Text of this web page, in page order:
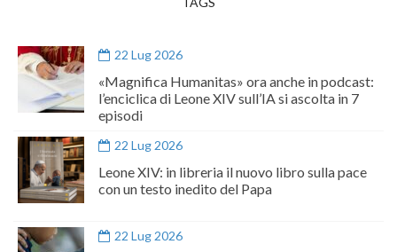
22 Lug 2026
«Magnifica Humanitas» ora anche in podcast:
l’enciclica di Leone XIV sull’IA si ascolta in 7
episodi
22 Lug 2026
Leone XIV: in libreria il nuovo libro sulla pace
con un testo inedito del Papa
22 Lug 2026